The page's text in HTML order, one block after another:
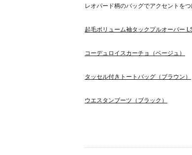
レオパード柄のバッグでアクセントを
起毛ボリューム袖タックプルオーバー
コーデュロイスカーチョ（ベージュ）
タッセル付きトートバッグ（ブラウン）
ウエスタンブーツ（ブラック）